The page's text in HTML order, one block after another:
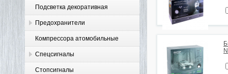
Подсветка декоративная
Предохранители
Компрессора атомобильные
Спецсигналы
Стопсигналы